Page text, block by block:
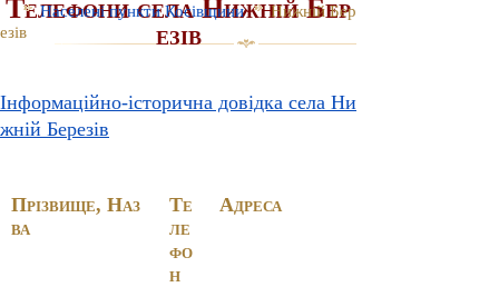
Телефони села Нижній Бер
езів
Інформаційно-історична довідка села Ни
жній Березів
Прізвище, Наз
ва
Те
ле
фо
н
Адреса
Населені пункти Косівщини
Нижній Бер
езів